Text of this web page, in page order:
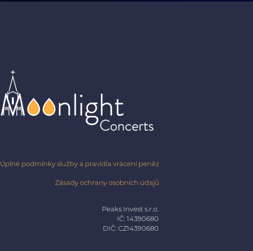
Úplné podmínky služby a pravidla vrácení peněz
Zásady ochrany osobních údajů
Peaks Invest s.r.o.
IČ: 14390680
DIČ: CZ14390680